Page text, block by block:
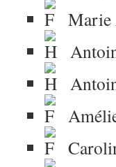
Marie